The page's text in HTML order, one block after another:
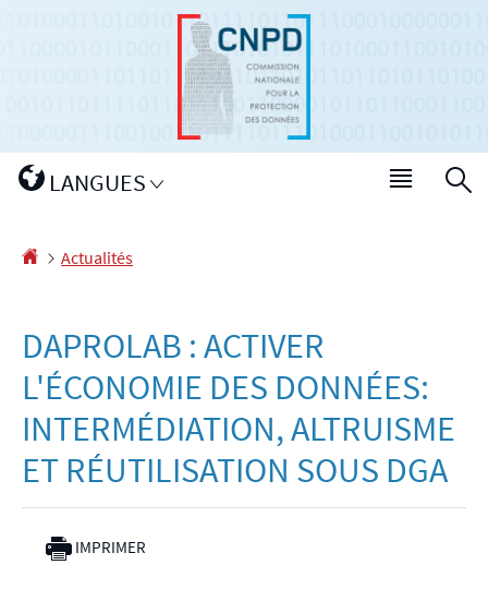
Changer
LANGUES
Menu
Accueil
Actualités
DAPROLAB : ACTIVER
L'ÉCONOMIE DES DONNÉES:
INTERMÉDIATION, ALTRUISME
ET RÉUTILISATION SOUS DGA
IMPRIMER